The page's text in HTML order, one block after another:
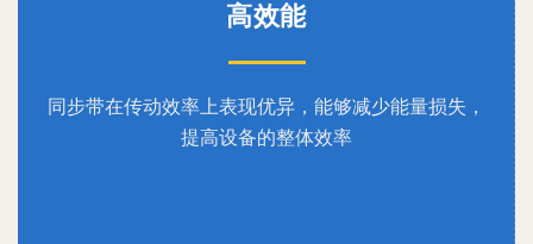
高效能
同步带在传动效率上表现优异，能够减少能量损失，
提高设备的整体效率